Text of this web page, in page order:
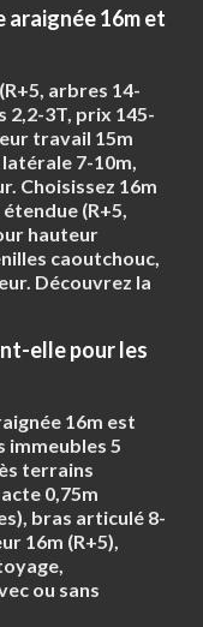
16m et
arbres 14-
2,2-3T, prix 145-
travail 15m
7-10m,
Choisissez 16m
(R+5,
hauteur
caoutchouc,
Découvrez la
elle pour les
16m est
immeubles 5
terrains
0,75m
bras articulé 8-
16m (R+5),
ou sans